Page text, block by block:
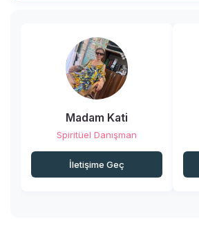
mısınız?
Madam Kati
Spiritüel Danışman
İletişime Geç